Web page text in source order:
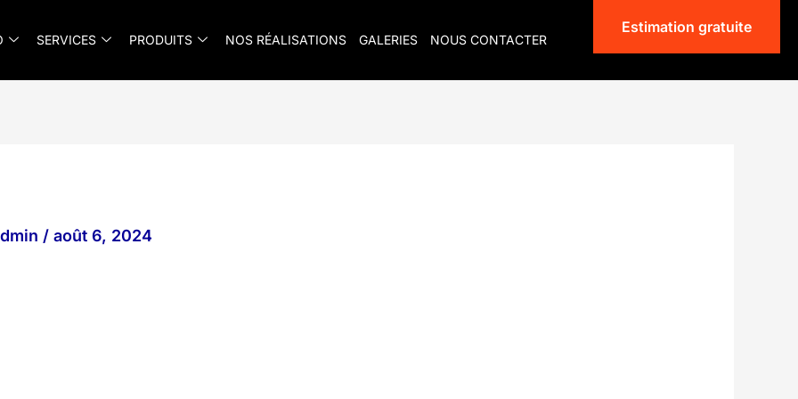
SERVICES PRODUITS NOS RÉALISATIONS GALERIES NOUS CONTACTER
Estimation gratuite
/ août 6, 2024